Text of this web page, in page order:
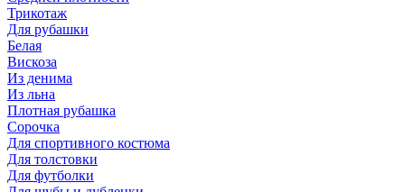
Трикотаж
Для рубашки
Белая
Вискоза
Из денима
Из льна
Плотная рубашка
Сорочка
Для спортивного костюма
Для толстовки
Для футболки